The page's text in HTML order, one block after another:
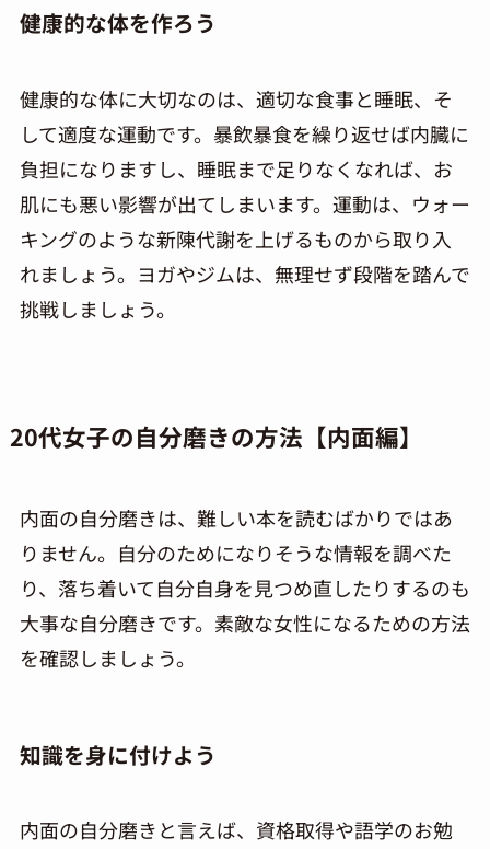
健康的な体を作ろう
健康的な体に大切なのは、適切な食事と睡眠、そ
して適度な運動です。暴飲暴食を繰り返せば内臓に
負担になりますし、睡眠まで足りなくなれば、お
肌にも悪い影響が出てしまいます。運動は、ウォー
キングのような新陳代謝を上げるものから取り入
れましょう。ヨガやジムは、無理せず段階を踏んで
挑戦しましょう。
20代女子の自分磨きの方法【内面編】
内面の自分磨きは、難しい本を読むばかりではあ
りません。自分のためになりそうな情報を調べた
り、落ち着いて自分自身を見つめ直したりするのも
大事な自分磨きです。素敵な女性になるための方法
を確認しましょう。
知識を身に付けよう
内面の自分磨きと言えば、資格取得や語学のお勉